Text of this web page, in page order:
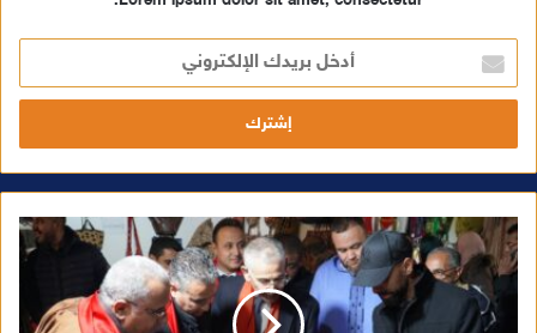
خ
ل
ر
ا
ل
إ
ل
ك